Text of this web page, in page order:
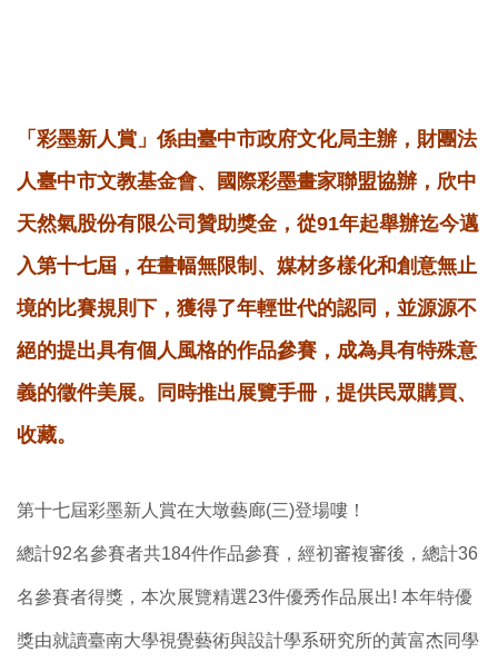
「彩墨新人賞」係由臺中市政府文化局主辦，財團法
人臺中市文教基金會、國際彩墨畫家聯盟協辦，欣中
天然氣股份有限公司贊助獎金，從91年起舉辦迄今邁
入第十七屆，在畫幅無限制、媒材多樣化和創意無止
境的比賽規則下，獲得了年輕世代的認同，並源源不
絕的提出具有個人風格的作品參賽，成為具有特殊意
義的徵件美展。同時推出展覽手冊，提供民眾購買、
收藏。
第十七屆彩墨新人賞在大墩藝廊(三)登場嘍！
總計92名參賽者共184件作品參賽，經初審複審後，總計36
名參賽者得獎，本次展覽精選23件優秀作品展出! 本年特優
獎由就讀臺南大學視覺藝術與設計學系研究所的黃富杰同學